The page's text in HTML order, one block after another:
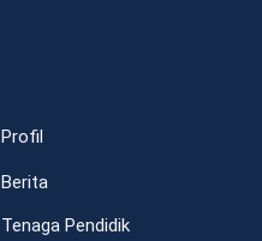
Profil
Berita
Tenaga Pendidik